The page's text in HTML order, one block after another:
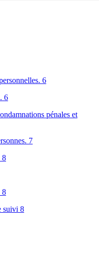
6
6
pénales et
7
8
8
suivi 8